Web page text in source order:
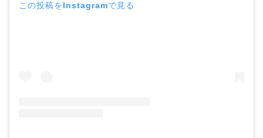
この投稿をInstagramで見る